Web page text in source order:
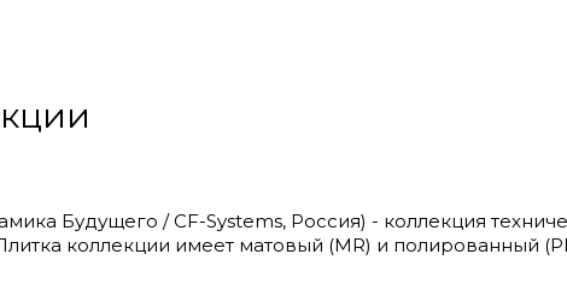
Будущего / CF-Systems, Россия) - коллекция
коллекции имеет матовый (MR) и полированный